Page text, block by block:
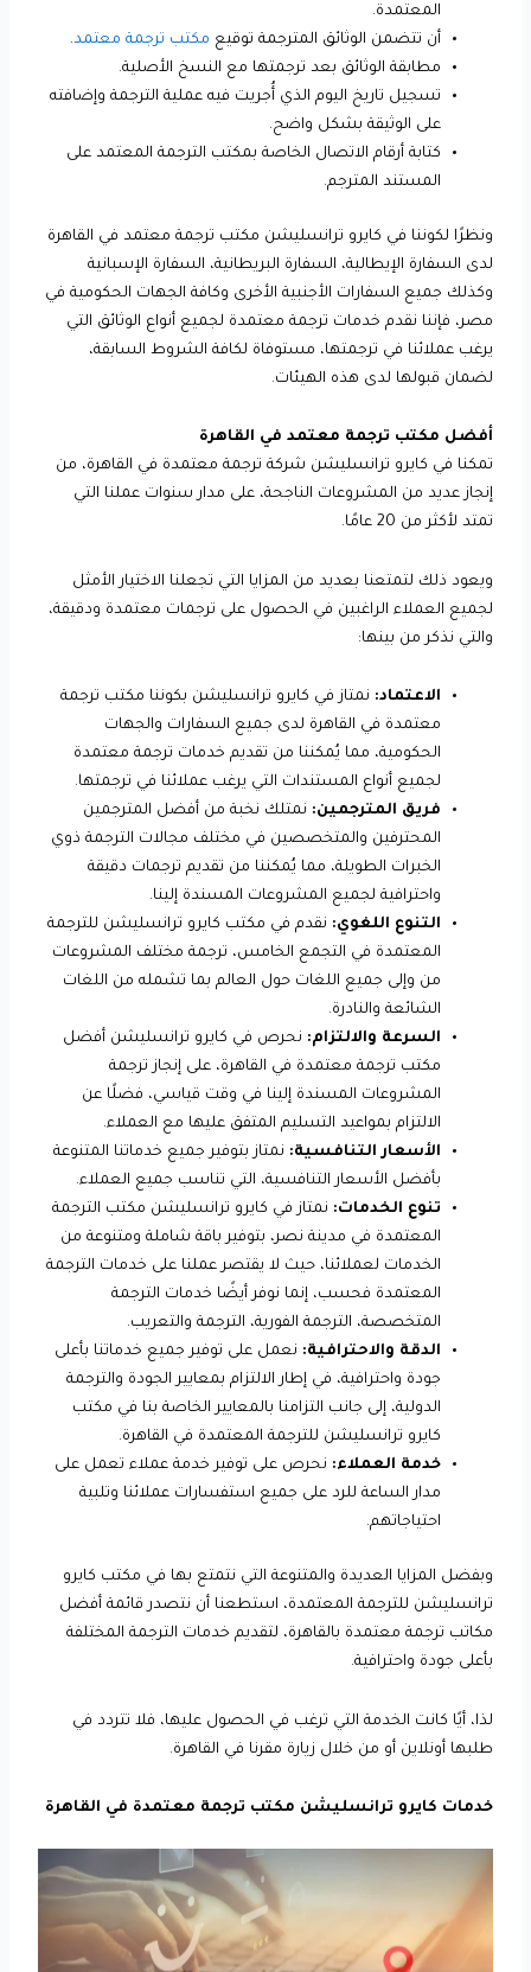
المعتمدة.
أن تتضمن الوثائق المترجمة توقيع مكتب ترجمة معتمد.
مطابقة الوثائق بعد ترجمتها مع النسخ الأصلية.
تسجيل تاريخ اليوم الذي أُجريت فيه عملية الترجمة وإضافته
على الوثيقة بشكل واضح.
كتابة أرقام الاتصال الخاصة بمكتب الترجمة المعتمد على
المستند المترجم.
ونظرًا لكوننا في كايرو ترانسليشن مكتب ترجمة معتمد في القاهرة
لدى السفارة الإيطالية، السفارة البريطانية، السفارة الإسبانية
وكذلك جميع السفارات الأجنبية الأخرى وكافة الجهات الحكومية في
مصر، فإننا نقدم خدمات ترجمة معتمدة لجميع أنواع الوثائق التي
يرغب عملائنا في ترجمتها، مستوفاة لكافة الشروط السابقة،
لضمان قبولها لدى هذه الهيئات.
أفضل مكتب ترجمة معتمد في القاهرة
تمكنا في كايرو ترانسليشن شركة ترجمة معتمدة في القاهرة، من
إنجاز عديد من المشروعات الناجحة، على مدار سنوات عملنا التي
تمتد لأكثر من 20 عامًا.
ويعود ذلك لتمتعنا بعديد من المزايا التي تجعلنا الاختيار الأمثل
لجميع العملاء الراغبين في الحصول على ترجمات معتمدة ودقيقة،
والتي نذكر من بينها:
الاعتماد: نمتاز في كايرو ترانسليشن بكوننا مكتب ترجمة
معتمدة في القاهرة لدى جميع السفارات والجهات
الحكومية، مما يُمكننا من تقديم خدمات ترجمة معتمدة
لجميع أنواع المستندات التي يرغب عملائنا في ترجمتها.
فريق المترجمين: نمتلك نخبة من أفضل المترجمين
المحترفين والمتخصصين في مختلف مجالات الترجمة ذوي
الخبرات الطويلة، مما يُمكننا من تقديم ترجمات دقيقة
واحترافية لجميع المشروعات المسندة إلينا.
التنوع اللغوي: نقدم في مكتب كايرو ترانسليشن للترجمة
المعتمدة في التجمع الخامس، ترجمة مختلف المشروعات
من وإلى جميع اللغات حول العالم بما تشمله من اللغات
الشائعة والنادرة.
السرعة والالتزام: نحرص في كايرو ترانسليشن أفضل
مكتب ترجمة معتمدة في القاهرة، على إنجاز ترجمة
المشروعات المسندة إلينا في وقت قياسي، فضلًا عن
الالتزام بمواعيد التسليم المتفق عليها مع العملاء.
الأسعار التنافسية: نمتاز بتوفير جميع خدماتنا المتنوعة
بأفضل الأسعار التنافسية، التي تناسب جميع العملاء.
تنوع الخدمات: نمتاز في كايرو ترانسليشن مكتب الترجمة
المعتمدة في مدينة نصر، بتوفير باقة شاملة ومتنوعة من
الخدمات لعملائنا، حيث لا يقتصر عملنا على خدمات الترجمة
المعتمدة فحسب، إنما نوفر أيضًا خدمات الترجمة
المتخصصة، الترجمة الفورية، الترجمة والتعريب.
الدقة والاحترافية: نعمل على توفير جميع خدماتنا بأعلى
جودة واحترافية، في إطار الالتزام بمعايير الجودة والترجمة
الدولية، إلى جانب التزامنا بالمعايير الخاصة بنا في مكتب
كايرو ترانسليشن للترجمة المعتمدة في القاهرة.
خدمة العملاء: نحرص على توفير خدمة عملاء تعمل على
مدار الساعة للرد على جميع استفسارات عملائنا وتلبية
احتياجاتهم.
وبفضل المزايا العديدة والمتنوعة التي نتمتع بها في مكتب كايرو
ترانسليشن للترجمة المعتمدة، استطعنا أن نتصدر قائمة أفضل
مكاتب ترجمة معتمدة بالقاهرة، لتقديم خدمات الترجمة المختلفة
بأعلى جودة واحترافية.
لذا، أيًا كانت الخدمة التي ترغب في الحصول عليها، فلا تتردد في
طلبها أونلاين أو من خلال زيارة مقرنا في القاهرة.
خدمات كايرو ترانسليشن مكتب ترجمة معتمدة في القاهرة